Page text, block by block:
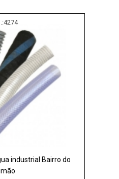
4274
industrial Bairro do